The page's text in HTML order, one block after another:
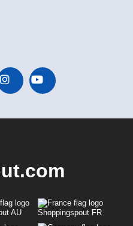
AU Shoppingspout FR